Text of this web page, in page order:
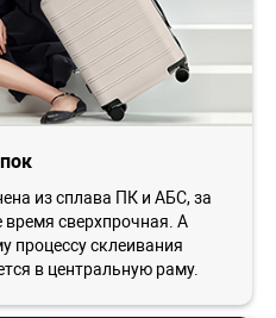
из сплава ПК и АБС, за
время сверхпрочная. А
процессу склеивания
в центральную раму.